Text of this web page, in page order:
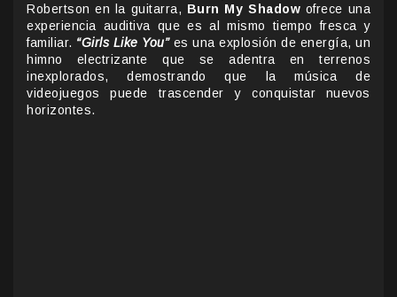
Robertson en la guitarra, Burn My Shadow ofrece una
experiencia auditiva que es al mismo tiempo fresca y
familiar. “Girls Like You”es una explosión de energía, un
himno electrizante que se adentra en terrenos
inexplorados, demostrando que la música de
videojuegos puede trascender y conquistar nuevos
horizontes.